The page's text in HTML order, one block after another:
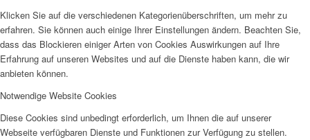
Klicken Sie auf die verschiedenen Kategorienüberschriften, um mehr zu
erfahren. Sie können auch einige Ihrer Einstellungen ändern. Beachten Sie,
dass das Blockieren einiger Arten von Cookies Auswirkungen auf Ihre
Erfahrung auf unseren Websites und auf die Dienste haben kann, die wir
anbieten können.
Notwendige Website Cookies
Diese Cookies sind unbedingt erforderlich, um Ihnen die auf unserer
Webseite verfügbaren Dienste und Funktionen zur Verfügung zu stellen.